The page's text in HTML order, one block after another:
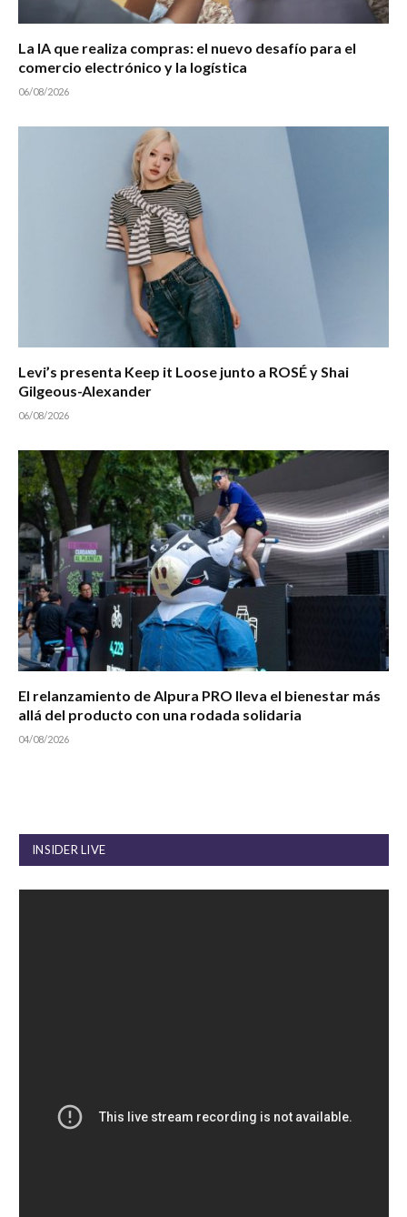
La IA que realiza compras: el nuevo desafío para el
comercio electrónico y la logística
06/08/2026
Levi’s presenta Keep it Loose junto a ROSÉ y Shai
Gilgeous-Alexander
06/08/2026
El relanzamiento de Alpura PRO lleva el bienestar más
allá del producto con una rodada solidaria
04/08/2026
INSIDER LIVE